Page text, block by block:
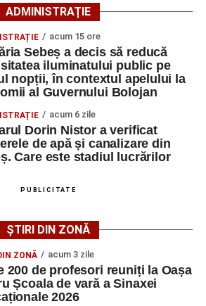
AJOFM Alba include, pe lângă
vacante din Săsciori, și datele de
precum numere de telefon și
pentru ca persoanele interesate să
despre condițiile de angajare,
procesul de recrutare.
lista completă a locurilor de
în comuna Săsciori la data de 4
NR.
NR.
LA
UNELTE
1 0752826367
ADMINISTRAȚIE
acum 15 ore
Sebeș a decis să reducă
iluminatului public pe
nopții, în contextul apelului la
al Guvernului Bolojan
acum 6 zile
Dorin Nistor a verificat
de apă și canalizare din
Care este stadiul lucrărilor
PUBLICITATE
ȘTIRI DIN ZONĂ
ZONĂ acum 3 zile
200 de profesori reuniți la Oașa
Școala de vară a Sinaxei
2026